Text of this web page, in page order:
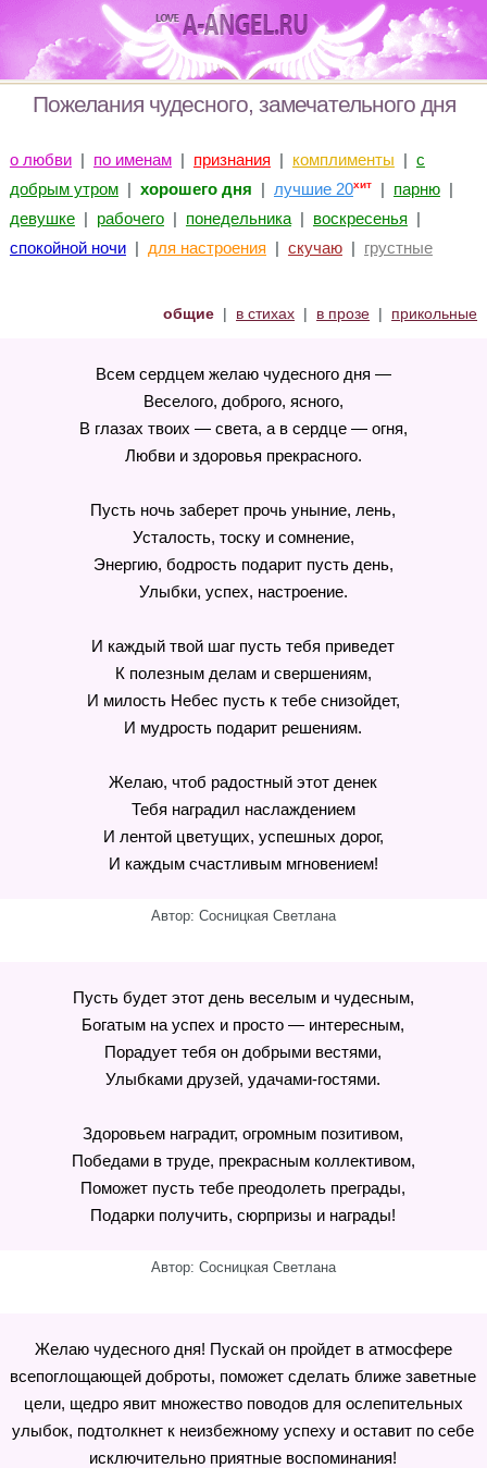
Пожелания чудесного, замечательного дня
о любви| по именам| признания | комплименты | с
добрым утром| хорошего дня | лучшие 20хит| парню|
девушке| рабочего| понедельника| воскресенья |
спокойной ночи| для настроения | скучаю| грустные
общие | в стихах | в прозе | прикольные
Всем сердцем желаю чудесного дня —
Веселого, доброго, ясного,
В глазах твоих — света, а в сердце — огня,
Любви и здоровья прекрасного.
Пусть ночь заберет прочь уныние, лень,
Усталость, тоску и сомнение,
Энергию, бодрость подарит пусть день,
Улыбки, успех, настроение.
И каждый твой шаг пусть тебя приведет
К полезным делам и свершениям,
И милость Небес пусть к тебе снизойдет,
И мудрость подарит решениям.
Желаю, чтоб радостный этот денек
Тебя наградил наслаждением
И лентой цветущих, успешных дорог,
И каждым счастливым мгновением!
Автор: Сосницкая Светлана
Пусть будет этот день веселым и чудесным,
Богатым на успех и просто — интересным,
Порадует тебя он добрыми вестями,
Улыбками друзей, удачами-гостями.
Здоровьем наградит, огромным позитивом,
Победами в труде, прекрасным коллективом,
Поможет пусть тебе преодолеть преграды,
Подарки получить, сюрпризы и награды!
Автор: Сосницкая Светлана
Желаю чудесного дня! Пускай он пройдет в атмосфере
всепоглощающей доброты, поможет сделать ближе заветные
цели, щедро явит множество поводов для ослепительных
улыбок, подтолкнет к неизбежному успеху и оставит по себе
исключительно приятные воспоминания!